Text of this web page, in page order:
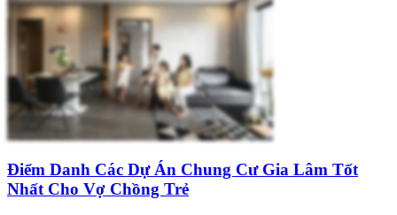
Điểm Danh Các Dự Án Chung Cư Gia Lâm Tốt
Nhất Cho Vợ Chồng Trẻ